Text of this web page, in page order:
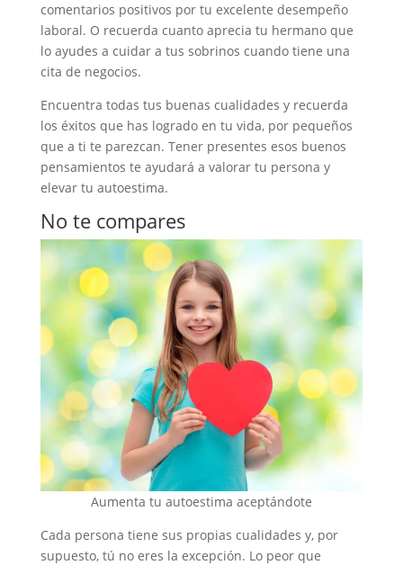
comentarios positivos por tu excelente desempeño
laboral. O recuerda cuanto aprecia tu hermano que
lo ayudes a cuidar a tus sobrinos cuando tiene una
cita de negocios.
Encuentra todas tus buenas cualidades y recuerda
los éxitos que has logrado en tu vida, por pequeños
que a ti te parezcan. Tener presentes esos buenos
pensamientos te ayudará a valorar tu persona y
elevar tu autoestima.
No te compares
Aumenta tu autoestima aceptándote
Cada persona tiene sus propias cualidades y, por
supuesto, tú no eres la excepción. Lo peor que